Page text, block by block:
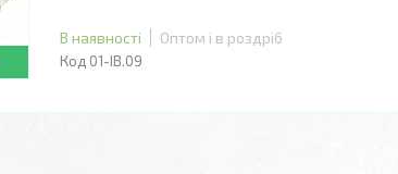
В наявності Оптом і в роздріб
01-ІВ.09